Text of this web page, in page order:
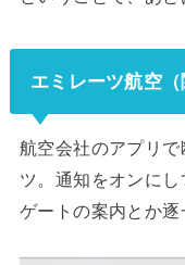
エミレーツ航空
航空会社のアプリ
ツ。通知をオンに
ゲートの案内とか逐